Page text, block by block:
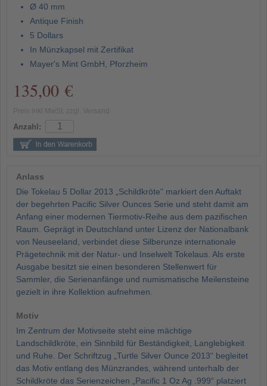
Ø 40 mm
Antique Finish
5 Dollars
In Münzkapsel mit Zertifikat
Mayer's Mint GmbH, Pforzheim
135,00 €
Anzahl:
Anlass
Die Tokelau 5 Dollar 2013 „Schildkröte“ markiert den Auftakt
der begehrten Pacific Silver Ounces Serie und steht damit am
Anfang einer modernen Tiermotiv-Reihe aus dem pazifischen
Raum. Geprägt in Deutschland unter Lizenz der Nationalbank
von Neuseeland, verbindet diese Silberunze internationale
Prägetechnik mit der Natur- und Inselwelt Tokelaus. Als erste
Ausgabe besitzt sie einen besonderen Stellenwert für
Sammler, die Serienanfänge und numismatische Meilensteine
gezielt in ihre Kollektion aufnehmen.
Motiv
Im Zentrum der Motivseite steht eine mächtige
Landschildkröte, ein Sinnbild für Beständigkeit, Langlebigkeit
und Ruhe. Der Schriftzug „Turtle Silver Ounce 2013“ begleitet
das Motiv entlang des Münzrandes, während unterhalb der
Schildkröte das Serienzeichen „Pacific 1 Oz Ag .999“ platziert